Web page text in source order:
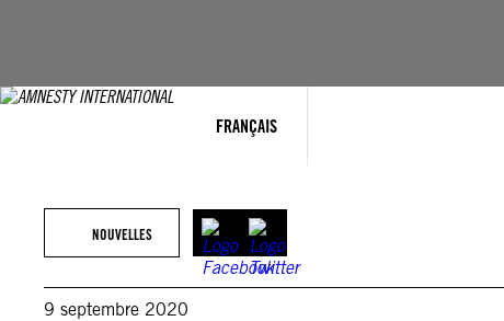
FRANÇAIS
NOUVELLES
9 septembre 2020